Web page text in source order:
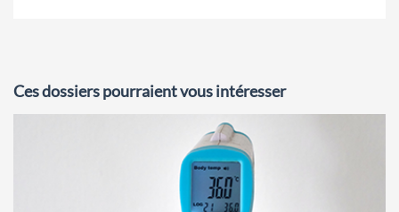
Ces dossiers pourraient vous intéresser